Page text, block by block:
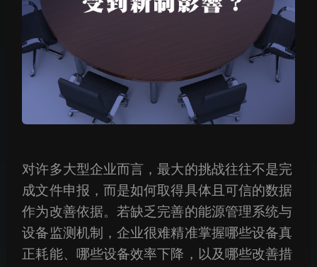
对许多大型企业而言，最大的挑战往往不是完
成文件申报，而是如何取得具体且可信的数据
作为改善依据。若缺乏完善的能源管理系统与
设备监测机制，企业很难精准掌握哪些设备真
正耗能、哪些设备效率下降，以及哪些改善措